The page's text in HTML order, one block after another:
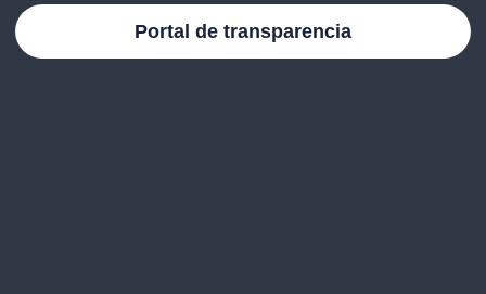
Portal de transparencia